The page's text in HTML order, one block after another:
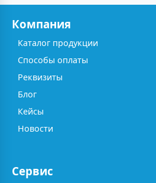
Компания
Каталог продукции
Способы оплаты
Реквизиты
Блог
Кейсы
Новости
Сервис